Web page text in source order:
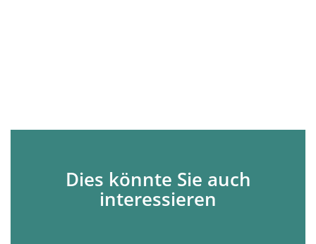
Dies könnte Sie auch
interessieren